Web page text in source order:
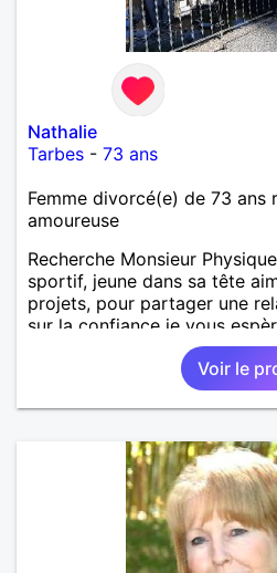
Nathalie
Tarbes - 73 ans
Femme divorcé(e) de 73 ans
amoureuse
Recherche Monsieur
sportif, jeune dans sa tête
projets, pour partager une
sur la confiance je vous
Voir le